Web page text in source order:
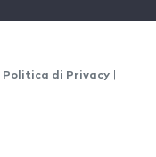
Politica di Privacy